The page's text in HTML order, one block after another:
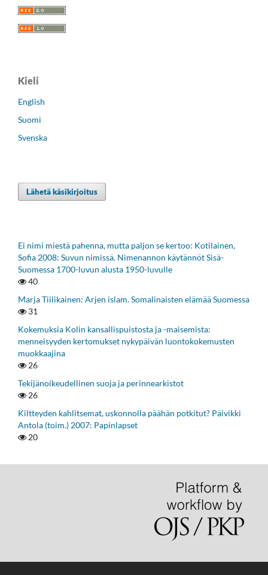
Kieli
English
Suomi
Svenska
Lähetä käsikirjoitus
Ei nimi miestä pahenna, mutta paljon se kertoo: Kotilainen,
Sofia 2008: Suvun nimissä. Nimenannon käytännöt Sisä-
Suomessa 1700-luvun alusta 1950-luvulle
40
Marja Tiilikainen: Arjen islam. Somalinaisten elämää Suomessa
31
Kokemuksia Kolin kansallispuistosta ja -maisemista:
menneisyyden kertomukset nykypäivän luontokokemusten
muokkaajina
26
Tekijänoikeudellinen suoja ja perinnearkistot
26
Kiltteyden kahlitsemat, uskonnolla päähän potkitut? Päivikki
Antola (toim.) 2007: Papinlapset
20